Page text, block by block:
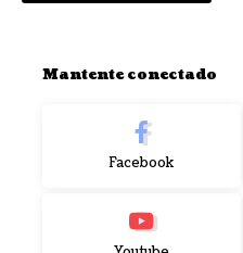
Mantente conectado
Facebook